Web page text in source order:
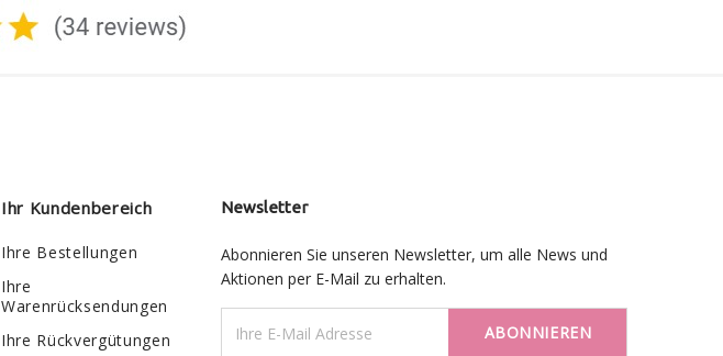
Ihr Kundenbereich
Ihre Bestellungen
Ihre
Warenrücksendungen
Ihre Rückvergütungen
Newsletter
Abonnieren Sie unseren Newsletter, um alle News und
Aktionen per E-Mail zu erhalten.
ABONNIEREN